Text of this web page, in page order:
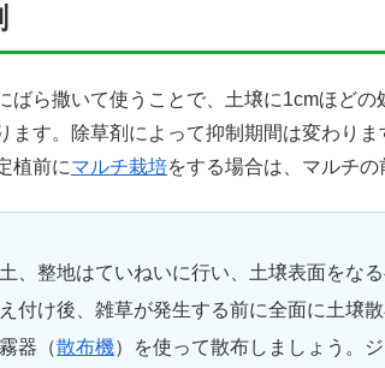
ばら撒いて使うことで、土壌に1cmほど
ます。除草剤によって抑制期間は変わり
植前にマルチ栽培をする場合は、マルチの
、整地はていねいに行い、土壌表面をな
付け後、雑草が発生する前に全面に土壌散
器（散布機）を使って散布しましょう。